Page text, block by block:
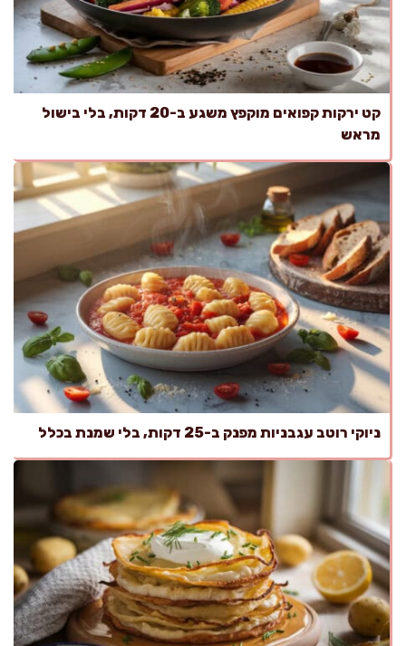
קט ירקות קפואים מוקפץ משגע ב-20 דקות, בלי בישול
מראש
ניוקי רוטב עגבניות מפנק ב-25 דקות, בלי שמנת בכלל